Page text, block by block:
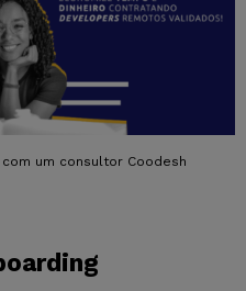
um consultor Coodesh